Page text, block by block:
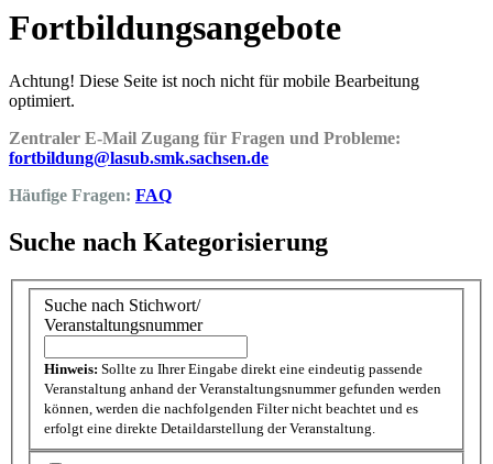
Fortbildungsangebote
Achtung! Diese Seite ist noch nicht für mobile Bearbeitung
optimiert.
Zentraler E-Mail Zugang für Fragen und Probleme:
fortbildung@lasub.smk.sachsen.de
Häufige Fragen: FAQ
Suche nach Kategorisierung
Suche nach Stichwort/
Veranstaltungsnummer
Hinweis: Sollte zu Ihrer Eingabe direkt eine eindeutig passende
Veranstaltung anhand der Veranstaltungsnummer gefunden werden
können, werden die nachfolgenden Filter nicht beachtet und es
erfolgt eine direkte Detaildarstellung der Veranstaltung.